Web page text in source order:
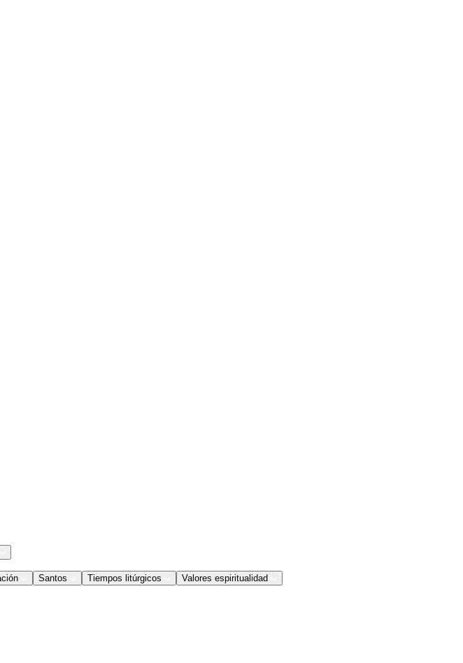
Santos Tiempos litúrgicos Valores espiritualidad